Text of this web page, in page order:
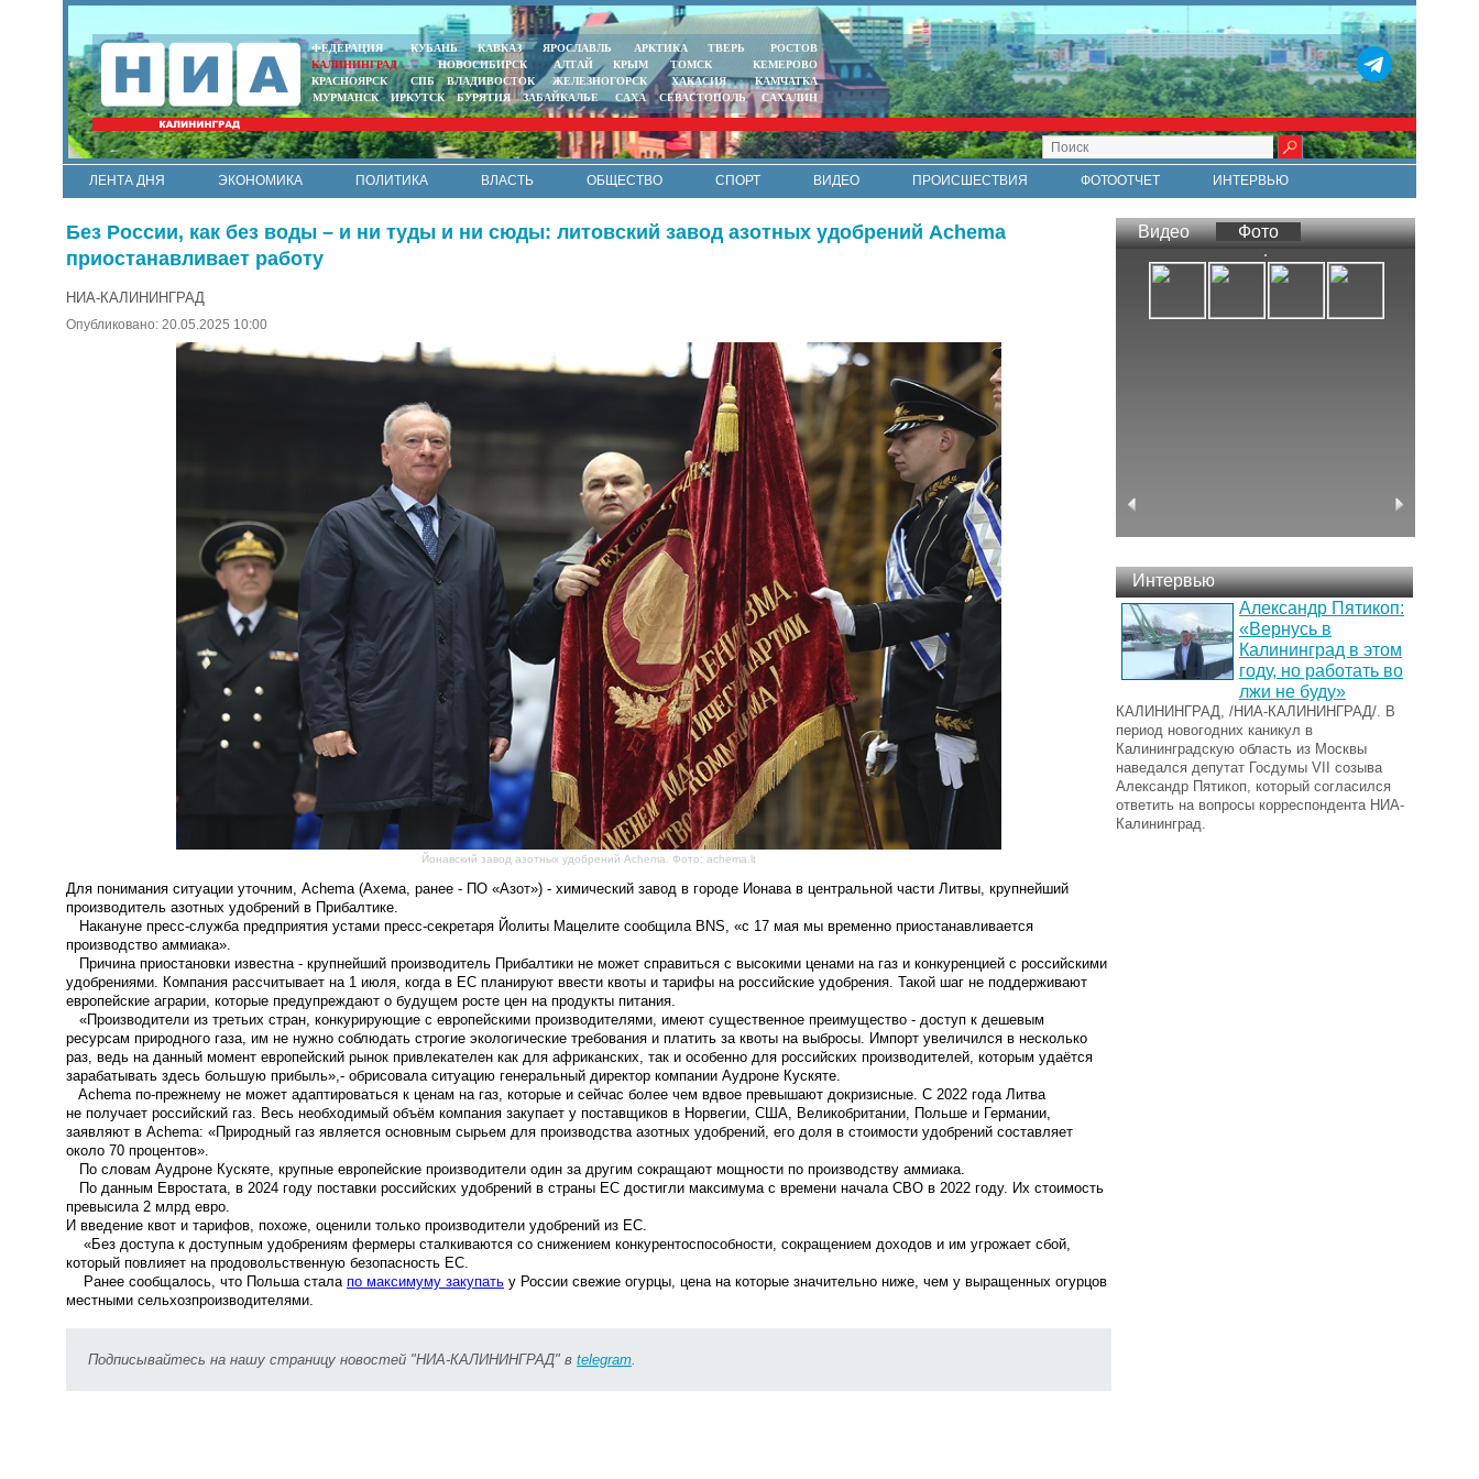
ФЕДЕРАЦИЯ КУБАНЬ КАВКАЗ ЯРОСЛАВЛЬ АРКТИКА ТВЕРЬ
РОСТОВ
КАЛИНИНГРАД
НОВОСИБИРСК АЛТАЙ КРЫМ ТОМСК
КЕМЕРОВО
КРАСНОЯРСК
СПБ ВЛАДИВОСТОК ЖЕЛЕЗНОГОРСК ХАКАСИЯ
КАМЧАТКА
МУРМАНСК
ИРКУТСК БУРЯТИЯ ЗАБАЙКАЛЬЕ САХА СЕВАСТОПОЛЬ САХАЛИН
ЛЕНТА ДНЯ ЭКОНОМИКА ПОЛИТИКА ВЛАСТЬ ОБЩЕСТВО СПОРТ ВИДЕО ПРОИСШЕСТВИЯ ФОТООТЧЕТ
ИНТЕРВЬЮ
Без России, как без воды – и ни туды и ни сюды: литовский завод азотных удобрений Achema
приостанавливает работу
НИА-КАЛИНИНГРАД
Опубликовано: 20.05.2025 10:00
Йонавский завод азотных удобрений Achema. Фото: achema.lt
Для понимания ситуации уточним, Achema (Ахема, ранее - ПО «Азот») - химический завод в городе Ионава в центральной части Литвы , крупнейший
производитель азотных удобрений в Прибалтике.
Накануне пресс-служба предприятия устами пресс-секретаря Йолиты Мацелите сообщила BNS , «с 17 мая мы временно приостанавливается
производство аммиака».
Причина приостановки известна - крупнейший производитель Прибалтики не может справиться с высокими ценами на газ и конкуренцией с российскими
удобрениями. Компания рассчитывает на 1 июля, когда в ЕС планируют ввести квоты и тарифы на российские удобрения. Такой шаг не поддерживают
европейские аграрии, которые предупреждают о будущем росте цен на продукты питания.
«Производители из третьих стран, конкурирующие с европейскими производителями, имеют существенное преимущество - доступ к дешевым
ресурсам природного газа, им не нужно соблюдать строгие экологические требования и платить за квоты на выбросы. Импорт увеличился в несколько
раз, ведь на данный момент европейский рынок привлекателен как для африканских, так и особенно для российских производителей, которым удаётся
зарабатывать здесь большую прибыль», - обрисовала ситуацию генеральный директор компании Аудроне Кускяте
Achema по-прежнему не может адаптироваться к ценам на газ, которые и сейчас более чем вдвое превышают докризисные. С 2022 года Литва
не получает российский газ. Весь необходимый объём компания закупает у поставщиков в Норвегии, США, Великобритании, Польше и Германии,
заявляют в Achema: «Природный газ является основным сырьем для производства азотных удобрений, его доля в стоимости удобрений составляет
около 70 процентов».
По словам Аудроне Кускяте, крупные европейские производители один за другим сокращают мощности по производству аммиака.
По данным Евростата, в 2024 году поставки российских удобрений в страны ЕС достигли максимума с времени начала СВО в 2022 году. Их стоимость
превысила 2 млрд евро.
И введение квот и тарифов, похоже, оценили только производители удобрений из ЕС.
«Без доступа к доступным удобрениям фермеры сталкиваются со снижением конкурентоспособности, сокращением доходов и им угрожает сбой,
который повлияет на продовольственную безопасность ЕС.
Ранее сообщалось, что Польша стала по максимуму закупать у России свежие огурцы, цена на которые значительно ниже, чем у выращенных огурцов
местными сельхозпроизводителями.
Подписывайтесь на нашу страницу новостей "НИА-КАЛИНИНГРАД" в telegram
Видео Фото
Интервью
Александр Пятикоп:
«Вернусь в
Калининград в этом
году, но работать во
лжи не буду»
КАЛИНИНГРАД, /НИА-КАЛИНИНГРАД/. В
период новогодних каникул в
Калининградскую область из Москвы
наведался депутат Госдумы VII созыва
Александр Пятикоп, который согласился
ответить на вопросы корреспондента НИА-
Калининград.